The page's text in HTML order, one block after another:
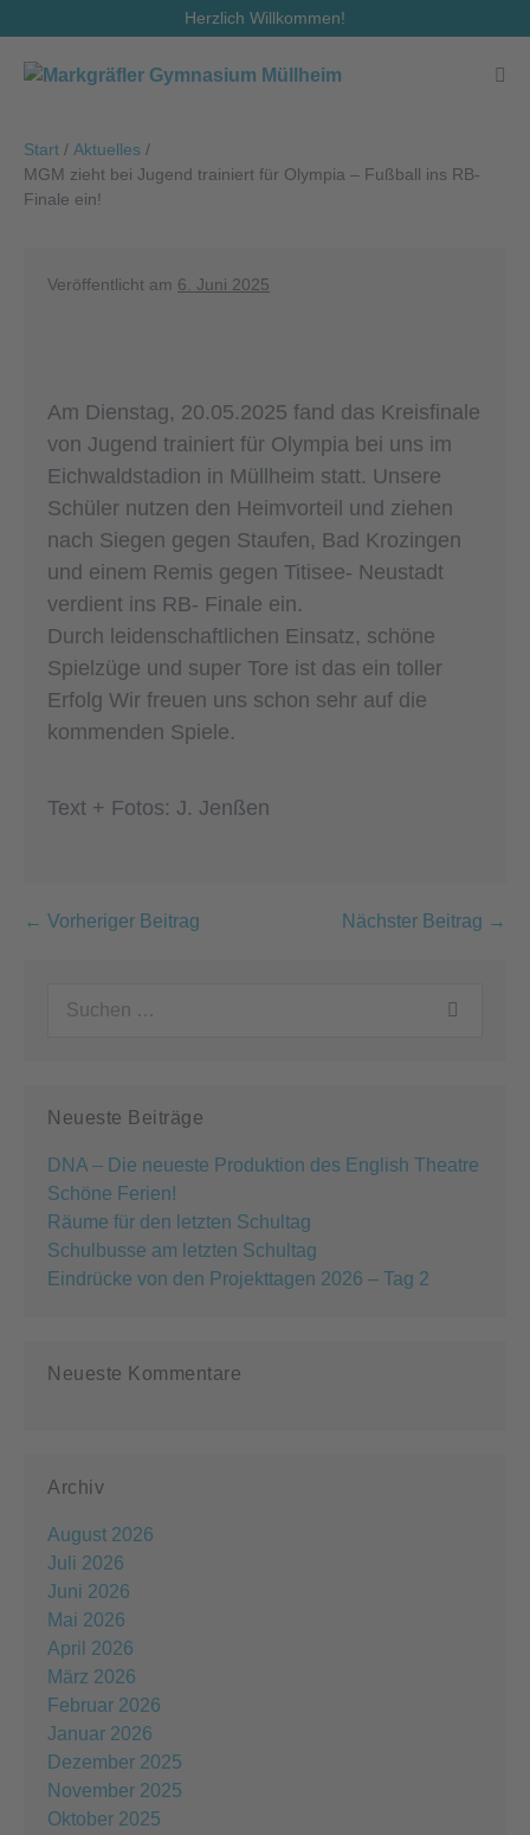
Inhalt
springen
Herzlich Willkommen!
Start / Aktuelles /
MGM zieht bei Jugend trainiert für Olympia – Fußball ins RB-
Finale ein!
Veröffentlicht am 6. Juni 2025
Am Dienstag, 20.05.2025 fand das Kreisfinale
von Jugend trainiert für Olympia bei uns im
Eichwaldstadion in Müllheim statt. Unsere
Schüler nutzen den Heimvorteil und ziehen
nach Siegen gegen Staufen, Bad Krozingen
und einem Remis gegen Titisee- Neustadt
verdient ins RB- Finale ein.
Durch leidenschaftlichen Einsatz, schöne
Spielzüge und super Tore ist das ein toller
Erfolg Wir freuen uns schon sehr auf die
kommenden Spiele.
Text + Fotos: J. Jenßen
Beitragsnavigation
← Vorheriger Beitrag Nächster Beitrag →
Neueste Beiträge
DNA – Die neueste Produktion des English Theatre
Schöne Ferien!
Räume für den letzten Schultag
Schulbusse am letzten Schultag
Eindrücke von den Projekttagen 2026 – Tag 2
Neueste Kommentare
Archiv
August 2026
Juli 2026
Juni 2026
Mai 2026
April 2026
März 2026
Februar 2026
Januar 2026
Dezember 2025
November 2025
Oktober 2025